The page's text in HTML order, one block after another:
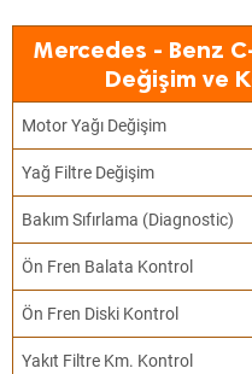
Mercedes - Benz
Değişim ve
Motor Yağı Değişim
Yağ Filtre Değişim
Bakım Sıfırlama (Diagnostic)
Ön Fren Balata Kontrol
Ön Fren Diski Kontrol
Yakıt Filtre Km. Kontrol